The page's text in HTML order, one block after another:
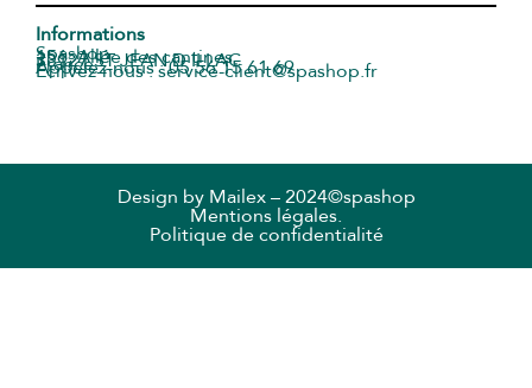
Informations
Spashop
156, Allée des cantines
33127 ST JEAN D ILLAC
France
Appelez-nous : 05 56 15 61 69
Écrivez-nous : service-client@spashop.fr
Design by Mailex– 2024©spashop
Mentions légales.
Politique de confidentialité